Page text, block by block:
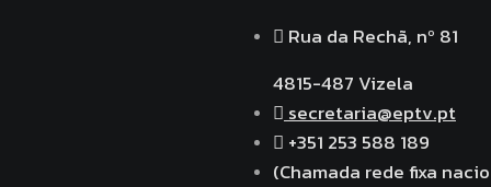
Rua da Rechã, nº 81
4815-487 Vizela
secretaria@eptv.pt
+351 253 588 189
(Chamada rede fixa